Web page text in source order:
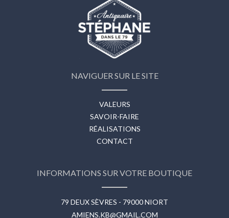
NAVIGUER SUR LE SITE
VALEURS
SAVOIR-FAIRE
RÉALISATIONS
CONTACT
INFORMATIONS SUR VOTRE BOUTIQUE
79 DEUX SÈVRES - 79000 NIORT
AMIENS.KB@GMAIL.COM